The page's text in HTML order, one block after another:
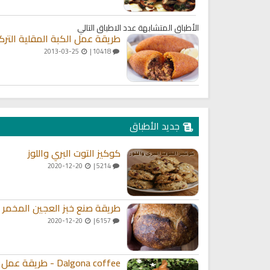
الأطباق المتشابهةعدد الاطباق التالي
طريقة عمل الكبة المقلية
10418 |
جديد الأطباق
كوكيز التوت البري واللوز
5214 |
طريقة صنع خبز العجين المخمر
Dalgona coffee - طريقة عمل قهوة دالغونا
كتاب تربية الاولاد في الاسلام